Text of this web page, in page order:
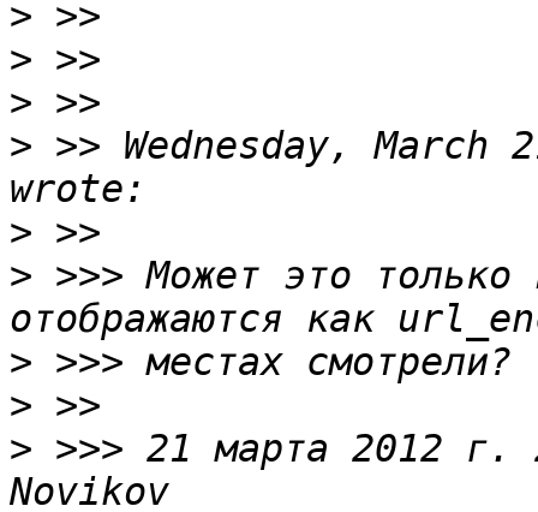
>
>
>
> >> Wednesday,
>
> >>> Может это
>
>
> >>> 21 марта 2012 г.